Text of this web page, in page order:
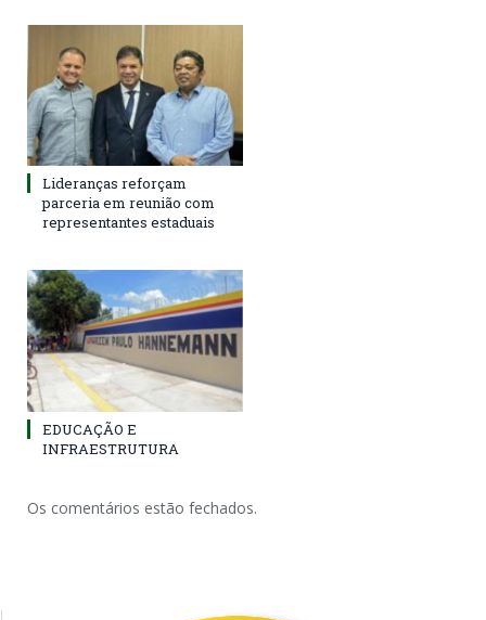
Lideranças reforçam
parceria em reunião com
representantes estaduais
EDUCAÇÃO E
INFRAESTRUTURA
Os comentários estão fechados.